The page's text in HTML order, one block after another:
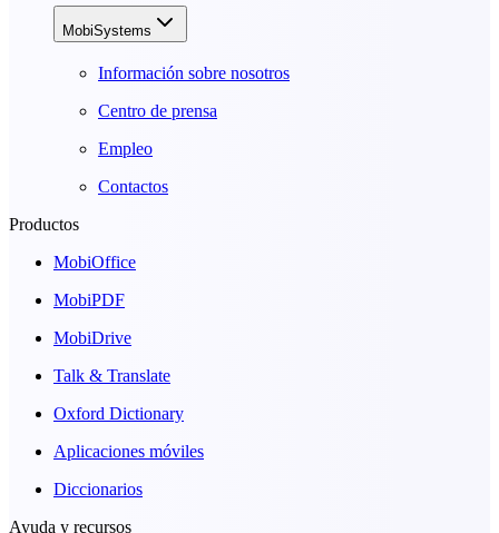
MobiSystems
Información sobre nosotros
Centro de prensa
Empleo
Contactos
Productos
MobiOffice
MobiPDF
MobiDrive
Talk & Translate
Oxford Dictionary
Aplicaciones móviles
Diccionarios
Ayuda y recursos